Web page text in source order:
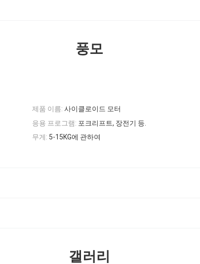
풍모
제품 이름: 사이클로이드 모터
응용 프로그램: 포크리프트, 장전기 등.
무게: 5-15KG에 관하여
갤러리